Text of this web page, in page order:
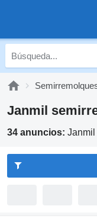
Janmil
34 anuncios: Janmil